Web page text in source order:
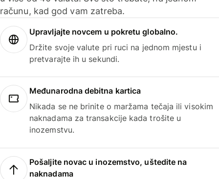
računu, kad god vam zatreba.
Upravljajte novcem u pokretu globalno.
Držite svoje valute pri ruci na jednom mjestu i
pretvarajte ih u sekundi.
Međunarodna debitna kartica
Nikada se ne brinite o maržama tečaja ili visokim
naknadama za transakcije kada trošite u
inozemstvu.
Pošaljite novac u inozemstvo, uštedite na
naknadama